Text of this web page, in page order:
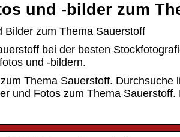
und -bilder zum
Bilder zum Thema Sauerstoff
bei der besten
und -bildern.
Thema Sauerstoff. Durchsuche
und Fotos zum Thema